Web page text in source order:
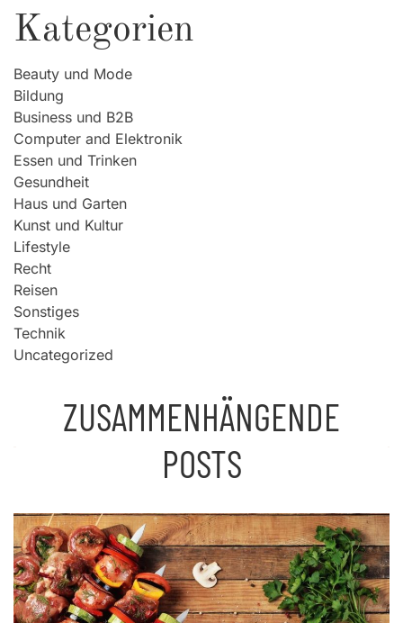
Kategorien
Beauty und Mode
Bildung
Business und B2B
Computer and Elektronik
Essen und Trinken
Gesundheit
Haus und Garten
Kunst und Kultur
Lifestyle
Recht
Reisen
Sonstiges
Technik
Uncategorized
ZUSAMMENHÄNGENDE
POSTS